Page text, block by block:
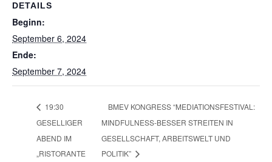
DETAILS
Beginn:
September 6, 2024
Ende:
September 7, 2024
19:30
GESELLIGER
ABEND IM
„RISTORANTE
BMEV KONGRESS “MEDIATIONSFESTIVAL:
MINDFULNESS-BESSER STREITEN IN
GESELLSCHAFT, ARBEITSWELT UND
POLITIK”